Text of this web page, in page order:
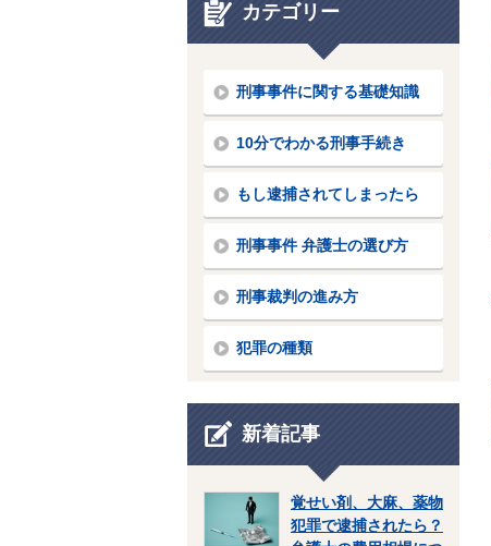
カテゴリー
刑事事件に関する基礎知識
10分でわかる刑事手続き
もし逮捕されてしまったら
刑事事件 弁護士の選び方
刑事裁判の進み方
犯罪の種類
新着記事
覚せい剤、大麻、薬物
犯罪で逮捕されたら？